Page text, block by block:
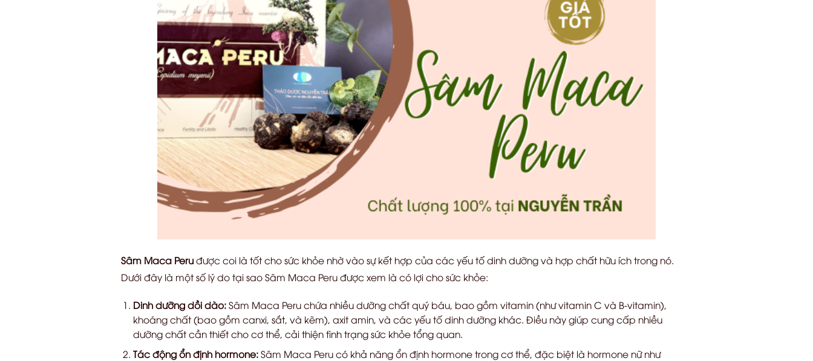
Sâm Maca Peruđược coi là tốt cho sức khỏe nhờ vào sự kết hợp của các yếu tố dinh dưỡng và hợp chất hữu ích trong nó.
Dưới đây là một số lý do tại sao Sâm Maca Peru được xem là có lợi cho sức khỏe:
Dinh dưỡng dồi dào:Sâm Maca Peru chứa nhiều dưỡng chất quý báu, bao gồm vitamin (như vitamin C và B-vitamin),
khoáng chất (bao gồm canxi, sắt, và kẽm), axit amin, và các yếu tố dinh dưỡng khác. Điều này giúp cung cấp nhiều
dưỡng chất cần thiết cho cơ thể, cải thiện tình trạng sức khỏe tổng quan.
Tác động ổn định hormone:Sâm Maca Peru có khả năng ổn định hormone trong cơ thể, đặc biệt là hormone nữ như